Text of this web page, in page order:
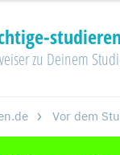
zu Deinem
Vor dem